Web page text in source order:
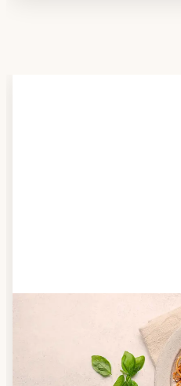
Anbieter finden
Nutzen Sie unsere große